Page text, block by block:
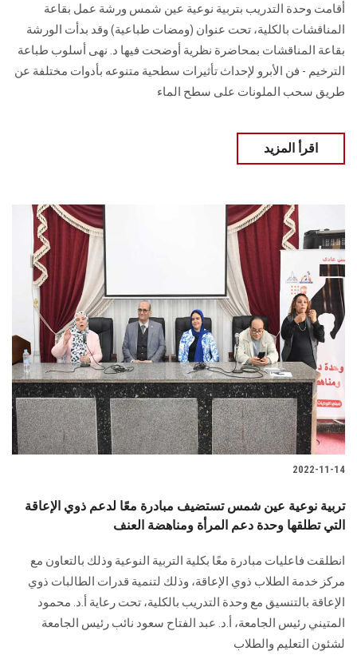
أقامت وحدة التدريب بتربية نوعية عين شمس ورشة عمل بقاعة
المناقشات بالكلية، تحت عنوان (ومضات طباعية) وقد بدأت الورشة
بقاعة المناقشات بمحاضرة نظرية أوضحت فيها د. نهى أسلوب طباعة
الترخيم - فن الأبرو لإحداث تأثيرات سطحية متنوعه بأدوات مختلفة عن
طريق سحب الملونات على سطح الماء
اقرأ المزيد
2022-11-14
تربية نوعية عين شمس تستضيف مبادرة معًا لدعم ذوي الإعاقة
التي تطلقها وحدة دعم المرأة ومناهضة العنف
انطلقت فاعليات مبادرة معًا بكلية التربية النوعية وذلك بالتعاون مع
مركز خدمة الطلاب ذوي الإعاقة، وذلك لتنمية قدرات الطالبات ذوي
الإعاقة بالتنسيق مع وحدة التدريب بالكلية، تحت رعاية أ.د. محمود
المتيني رئيس الجامعة، أ.د. عبد الفتاح سعود نائب رئيس الجامعة
لشئون التعليم والطلاب